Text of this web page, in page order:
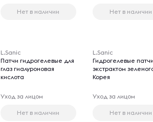
Нет в наличии Нет в наличии
L.Sanic
Патчи гидрогелевые для
глаз гиалуроновая
кислота
Уход за лицом
Нет в наличии
L.Sanic
Гидрогелевые
экстрактом
Корея
Уход за лицом
Нет в наличии